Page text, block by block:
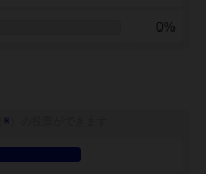
0%
※